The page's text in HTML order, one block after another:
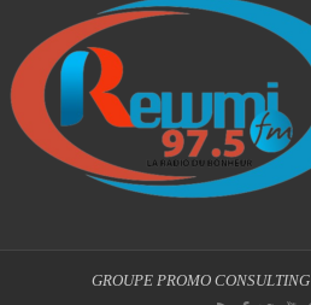
GROUPE PROMO CONSULTING